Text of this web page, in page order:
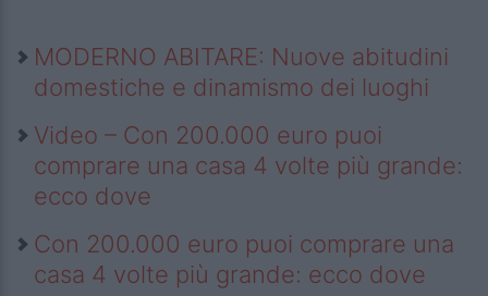
MODERNO ABITARE: Nuove abitudini
domestiche e dinamismo dei luoghi
Video – Con 200.000 euro puoi
comprare una casa 4 volte più grande:
ecco dove
Con 200.000 euro puoi comprare una
casa 4 volte più grande: ecco dove